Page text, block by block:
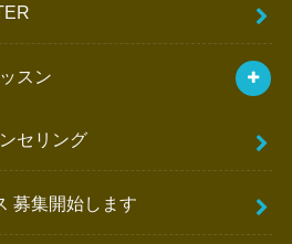
スン
セリング
募集開始します